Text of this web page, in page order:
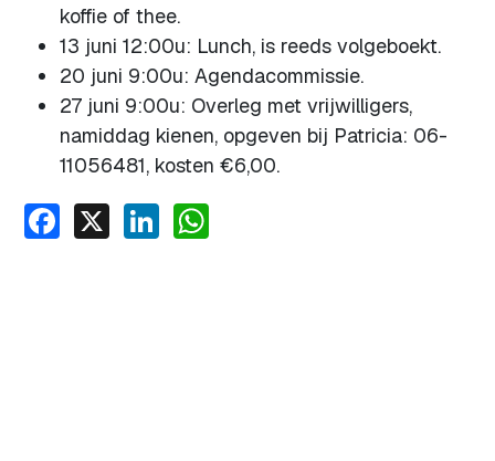
koffie of thee.
13 juni 12:00u: Lunch, is reeds volgeboekt.
20 juni 9:00u: Agendacommissie.
27 juni 9:00u: Overleg met vrijwilligers,
namiddag kienen, opgeven bij Patricia: 06-
11056481, kosten €6,00.
Facebook
X LinkedIn